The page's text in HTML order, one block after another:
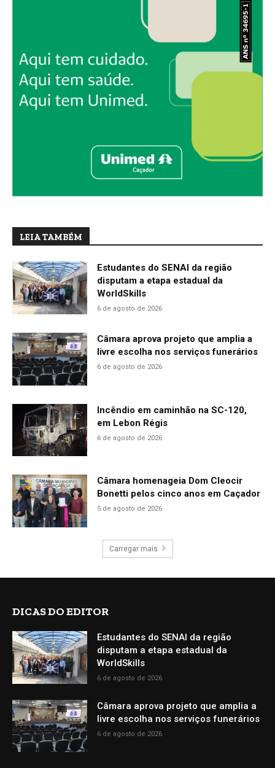
LEIA TAMBÉM
Estudantes do SENAI da região
disputam a etapa estadual da
WorldSkills
6 de agosto de 2026
Câmara aprova projeto que amplia a
livre escolha nos serviços funerários
6 de agosto de 2026
Incêndio em caminhão na SC-120,
em Lebon Régis
6 de agosto de 2026
Câmara homenageia Dom Cleocir
Bonetti pelos cinco anos em Caçador
5 de agosto de 2026
Carregar mais
DICAS DO EDITOR
Estudantes do SENAI da região
disputam a etapa estadual da
WorldSkills
6 de agosto de 2026
Câmara aprova projeto que amplia a
livre escolha nos serviços funerários
6 de agosto de 2026